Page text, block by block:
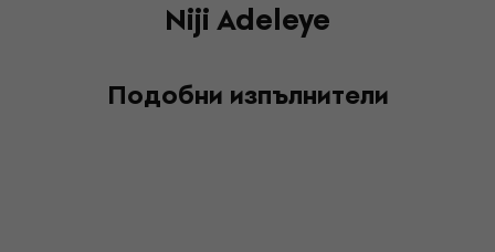
Niji Adeleye
Подобни изпълнители